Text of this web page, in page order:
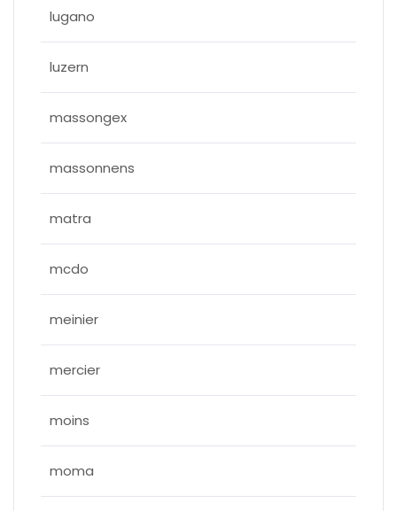
lugano
luzern
massongex
massonnens
matra
mcdo
meinier
mercier
moins
moma